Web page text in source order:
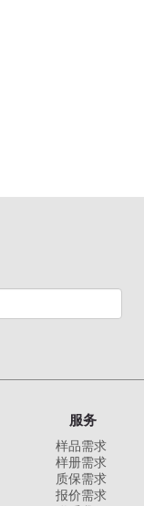
服务
样品需求
样册需求
质保需求
报价需求